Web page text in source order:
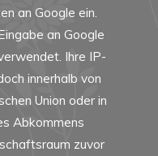
an Google ein.
an Google
Ihre IP-
innerhalb von
Union oder in
Abkommens
zuvor